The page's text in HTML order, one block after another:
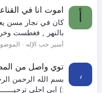
اموت انا في
كان في نجار مسن
بالنهر , فغطست
أسير حب الإله
، توي واصل من
بسم الله الرحمن
:) ابي احلى